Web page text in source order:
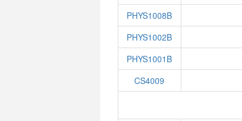
PHYS1008B
PHYS1002B
PHYS1001B
CS4009